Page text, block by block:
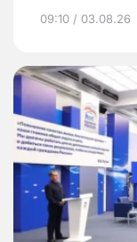
09:10 / 03.08.26